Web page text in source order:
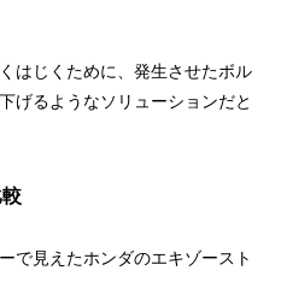
はじくために、発生させたボル
げるようなソリューションだと
で見えたホンダのエキゾースト